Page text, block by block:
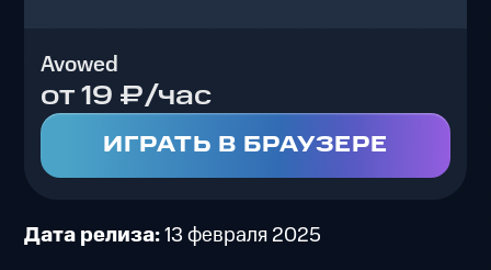
Avowed
от 19 ₽/час
ИГРАТЬ В БРАУЗЕРЕ
Дата релиза:13 февраля 2025